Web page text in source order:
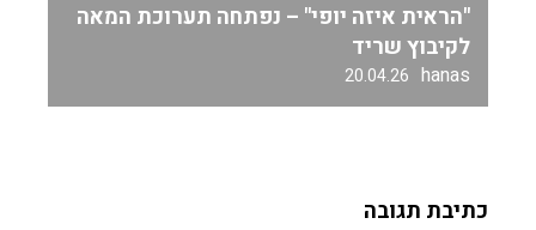
"הראית איזה יופי" – נפתחה תערוכת המאה
לקיבוץ שריד
hanas
20.04.26
כתיבת תגובה